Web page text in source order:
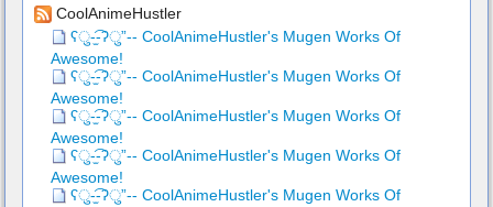
CoolAnimeHustler
ʕु-̫͡-ʔु”-- CoolAnimeHustler's Mugen Works Of
Awesome!
ʕु-̫͡-ʔु”-- CoolAnimeHustler's Mugen Works Of
Awesome!
ʕु-̫͡-ʔु”-- CoolAnimeHustler's Mugen Works Of
Awesome!
ʕु-̫͡-ʔु”-- CoolAnimeHustler's Mugen Works Of
Awesome!
ʕु-̫͡-ʔु”-- CoolAnimeHustler's Mugen Works Of